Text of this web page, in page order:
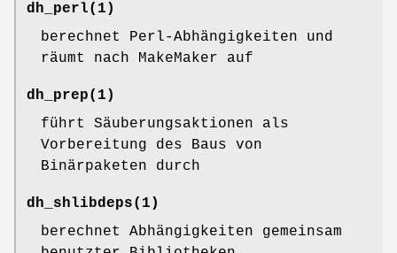
dh_perl(1)
berechnet Perl-Abhängigkeiten und
räumt nach MakeMaker auf
dh_prep(1)
führt Säuberungsaktionen als
Vorbereitung des Baus von
Binärpaketen durch
dh_shlibdeps(1)
berechnet Abhängigkeiten gemeinsam